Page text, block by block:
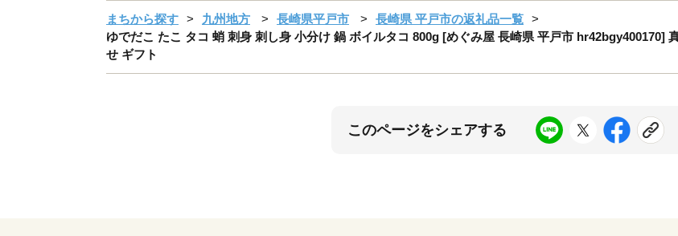
まちから探す 九州地方 長崎県平戸市
長崎県 平戸市の返礼品一覧
ゆでだこ たこ タコ 蛸 刺身 刺し身 小分け 鍋 ボイルタコ 800g [めぐみ屋 長崎県 平戸市 hr42bgy400170]
せ ギフト
このページをシェアする